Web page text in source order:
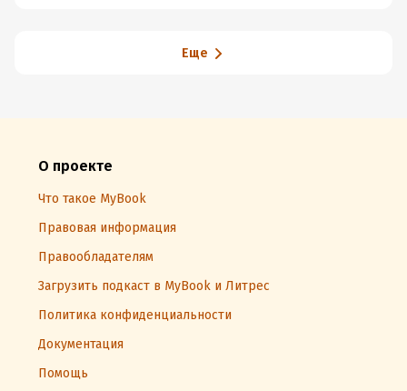
Еще
О проекте
Что такое MyBook
Правовая информация
Правообладателям
Загрузить подкаст в MyBook и Литрес
Политика конфиденциальности
Документация
Помощь